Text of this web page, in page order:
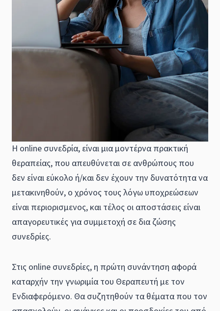
Η online συνεδρία, είναι μια μοντέρνα πρακτική
θεραπείας, που απευθύνεται σε ανθρώπους που
δεν είναι εύκολο ή/και δεν έχουν την δυνατότητα να
μετακινηθούν, ο χρόνος τους λόγω υποχρεώσεων
είναι περιορισμενος, και τέλος οι αποστάσεις είναι
απαγορευτικές για συμμετοχή σε δια ζώσης
συνεδρίες.
Στις online συνεδρίες, η πρώτη συνάντηση αφορά
καταρχήν την γνωριμία του Θεραπευτή με τον
Ενδιαφερόμενο. Θα συζητηθούν τα θέματα που τον